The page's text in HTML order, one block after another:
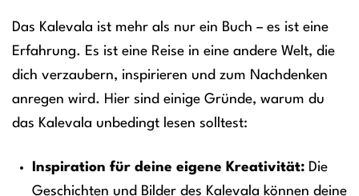
Das Kalevala ist mehr als nur ein Buch – es ist eine
Erfahrung. Es ist eine Reise in eine andere Welt, die
dich verzaubern, inspirieren und zum Nachdenken
anregen wird. Hier sind einige Gründe, warum du
das Kalevala unbedingt lesen solltest:
Inspiration für deine eigene Kreativität:Die
Geschichten und Bilder des Kalevala können deine